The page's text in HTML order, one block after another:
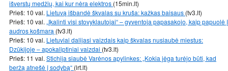
išverstų medžių, kai kur nėra elektros (15min.lt)
Prieš: 10 val. Lietuvą išbandė škvalas su kruša: kažkas baisaus (tv3.lt)
Prieš: 10 val. „Įkalinti visi stovyklautojai“ – gyventoja papasakojo, kaip papuolė į
audros košmarą (tv3.lt)
Prieš: 10 val. Lietuviai dalijasi vaizdais kaip škvalas nusiaubė miestus:
Dzūkijoje – apokaliptiniai vaizdai (tv3.lt)
Prieš: 11 val. Stichija siaubė Varėnos apylinkes: „Kokia jėga turėjo būti, kad
beržą atnešė į sodybą“ (lrt.lt)